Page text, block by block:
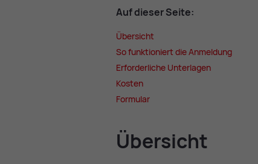
Auf die­ser Sei­te:
Über­sicht
So funk­tio­niert die An­mel­dung
Er­for­der­li­che Un­ter­la­gen
Kos­ten
For­mu­lar
Über­sicht